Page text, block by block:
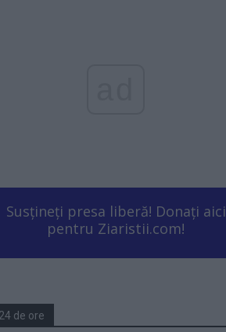
Susțineți presa liberă! Donați aici
pentru Ziaristii.com!
24 de ore